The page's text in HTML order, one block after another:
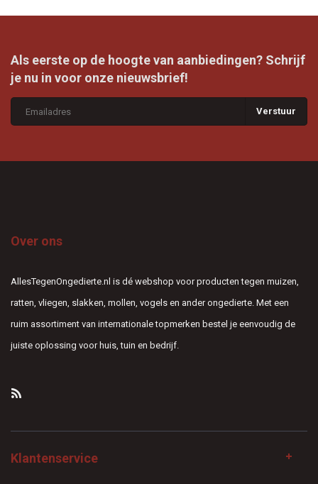
Als eerste op de hoogte van aanbiedingen? Schrijf
je nu in voor onze nieuwsbrief!
Verstuur
Over ons
AllesTegenOngedierte.nl is dé webshop voor producten tegen muizen,
ratten, vliegen, slakken, mollen, vogels en ander ongedierte. Met een
ruim assortiment van internationale topmerken bestel je eenvoudig de
juiste oplossing voor huis, tuin en bedrijf.
Klantenservice